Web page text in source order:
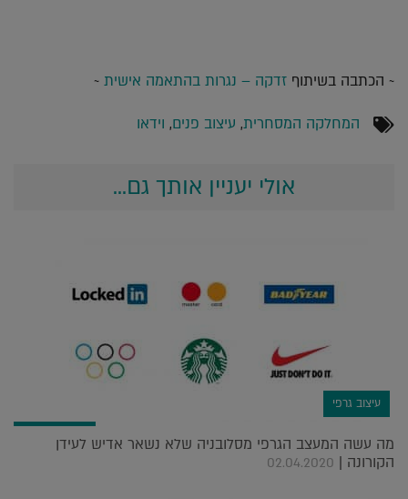
~ הכתבה בשיתוף זדקה – נגרות בהתאמה אישית ~
המחלקה המסחרית, עיצוב פנים, וידאו
אולי יעניין אותך גם...
עיצוב גרפי
מה עשה המעצב הגרפי מסלובניה שלא נשאר אדיש לעידן
הקורונה | 02.04.2020